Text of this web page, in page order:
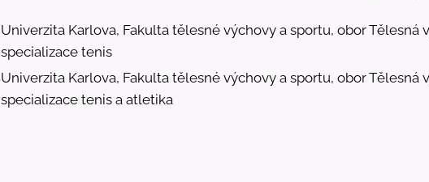
Univerzita Karlova, Fakulta tělesné výchovy a sportu, obor
specializace tenis
Univerzita Karlova, Fakulta tělesné výchovy a sportu, obor Tělesná
specializace tenis a atletika